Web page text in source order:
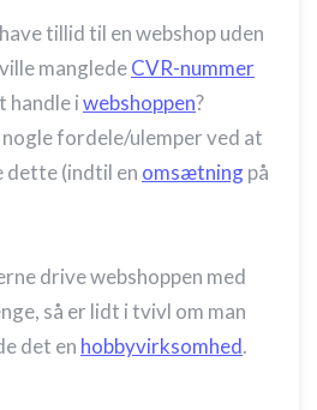
tillid til en webshop uden
mangledeCVR-nummer
handle iwebshoppen?
fordele/ulemper ved at
dette (indtil en omsætningpå
drive webshoppen med
så er lidt i tvivl om man
det en hobbyvirksomhed.